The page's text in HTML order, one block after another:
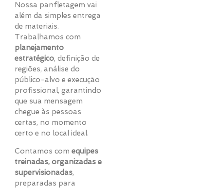
Nossa panfletagem vai
além da simples entrega
de materiais.
Trabalhamos com
planejamento
estratégico, definição de
regiões, análise do
público-alvo e execução
profissional, garantindo
que sua mensagem
chegue às pessoas
certas, no momento
certo e no local ideal.
Contamos com equipes
treinadas, organizadas e
supervisionadas,
preparadas para